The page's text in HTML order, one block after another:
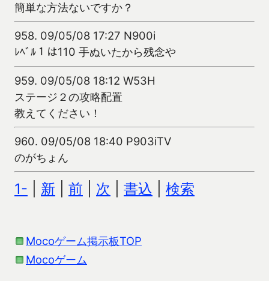
簡単な方法ないですか？
958. 09/05/08 17:27 N900i
ﾚﾍﾞﾙ１は110 手ぬいたから残念や
959. 09/05/08 18:12 W53H
ステージ２の攻略配置
教えてください！
960. 09/05/08 18:40 P903iTV
のがちょん
1- 新 前 次 書込 検索
Mocoゲーム掲示板TOP
Mocoゲーム